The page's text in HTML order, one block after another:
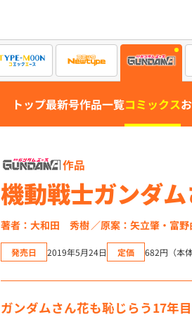
トップ最新号作品一覧コミックス
作品
機動戦士ガンダ
著者：大和田 秀樹 原案：矢立肇・富
発売日 2019年5月24日 定価 682円（本
ガンダムさん花も恥じらう17年目